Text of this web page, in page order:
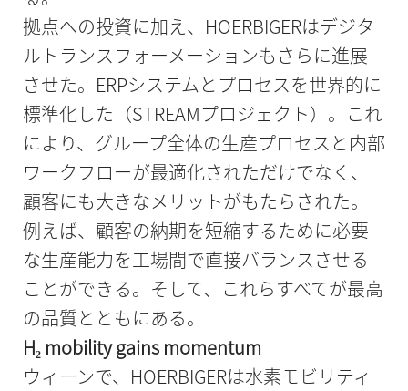
拠点への投資に加え、HOERBIGERはデジタ
ルトランスフォーメーションもさらに進展
させた。ERPシステムとプロセスを世界的に
標準化した（STREAMプロジェクト）。これ
により、グループ全体の生産プロセスと内部
ワークフローが最適化されただけでなく、
顧客にも大きなメリットがもたらされた。
例えば、顧客の納期を短縮するために必要
な生産能力を工場間で直接バランスさせる
ことができる。そして、これらすべてが最高
の品質とともにある。
H₂ mobility gains momentum
ウィーンで、HOERBIGERは水素モビリティ